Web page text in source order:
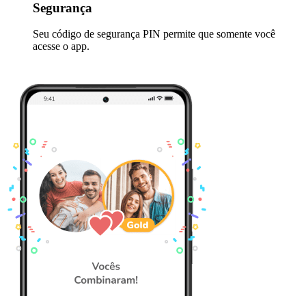
Segurança
Seu código de segurança PIN permite que somente você
acesse o app.